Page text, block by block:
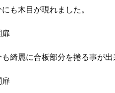
も木目が現れました。
綺麗に合板部分を捲る事が出